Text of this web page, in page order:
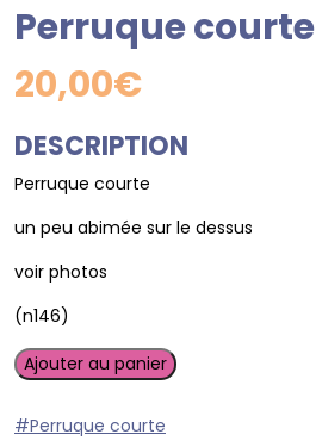
Perruque courte
20,00€
DESCRIPTION
Perruque courte
un peu abimée sur le dessus
voir photos
(n146)
quantité
de
courte
Ajouter au panier
#Perruque courte